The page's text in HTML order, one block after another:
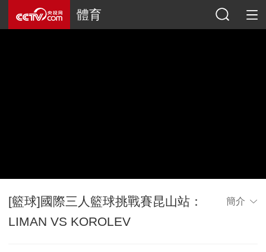
體育
[籃球]國際三人籃球挑戰賽昆山站：
LIMAN VS KOROLEV
簡介